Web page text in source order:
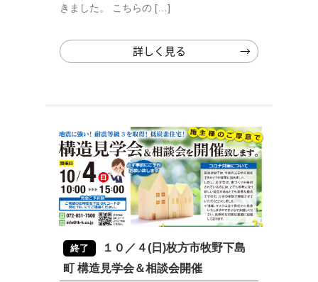
きました。 こちらの […]
詳しく見る
終了
１０／４(日)枚方市牧野下島
町 構造見学会＆相談会開催